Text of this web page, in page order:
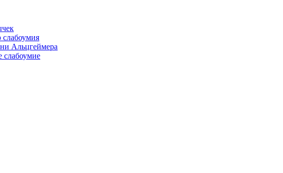
слабоумия
Альцгеймера
слабоумие